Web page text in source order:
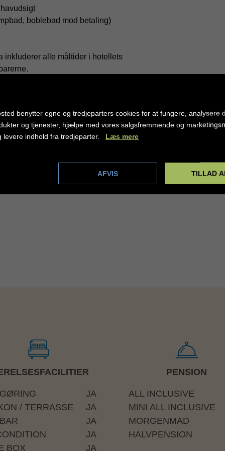
boblebad mod betaling)
og mod betaling på værelserne
inkluderer alle måltider i hotellets
juice, kaffe, te, øl, vin, cocktails –
fra kl. 10:00 – 00:00, udenfor disse
af ugunstige vejrforhold eller uforudsete
eller receptionen med det samme,
Der er ikke tilgængelige
JA
/ TERRASSE
JA
JA
JA
BOX
JA
PENSION
ALL INCLUSIVE
MINI ALL INCLUSIVE
MORGENMAD
HALVPENSION
benytter egne og tredjeparters cookies for at fungere, analysere
og tjenester, hjælpe med vores salgsfremmende og
levere indhold fra tredjeparter. Læs mere
AFVIS TILLAD